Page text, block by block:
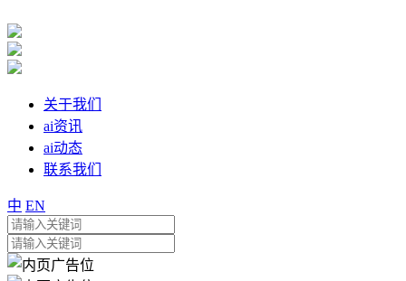
关于我们
ai资讯
ai动态
联系我们
中 EN